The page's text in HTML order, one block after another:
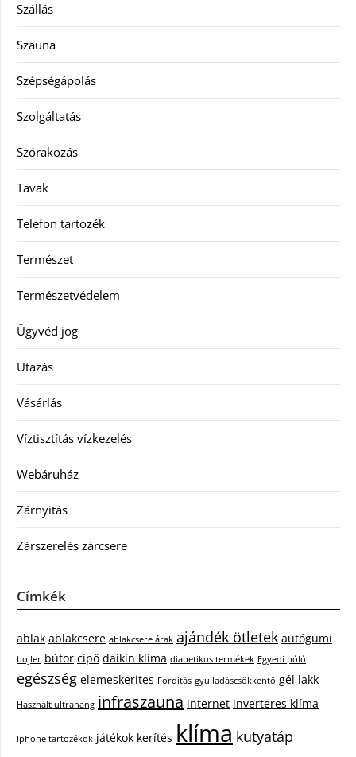
Szállás
Szauna
Szépségápolás
Szolgáltatás
Szórakozás
Tavak
Telefon tartozék
Természet
Természetvédelem
Ügyvéd jog
Utazás
Vásárlás
Víztisztítás vízkezelés
Webáruház
Zárnyitás
Zárszerelés zárcsere
Címkék
ablak ablakcsere ablakcsere árak ajándék ötletek autógumi
bojler bútor cipő daikin klíma diabetikus termékek Egyedi póló
egészség elemeskerites Fordítás gyulladáscsökkentő gél lakk
Használt ultrahang infraszauna internet inverteres klíma
Iphone tartozékok játékok kerítés klíma kutyatáp